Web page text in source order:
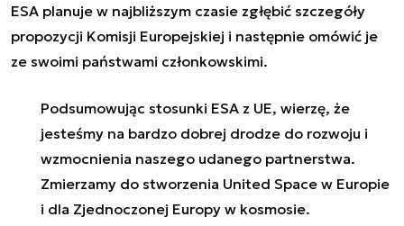
ESA planuje w najbliższym czasie zgłębić szczegóły
propozycji Komisji Europejskiej i następnie omówić je
ze swoimi państwami członkowskimi.
Podsumowując stosunki ESA z UE, wierzę, że
jesteśmy na bardzo dobrej drodze do rozwoju i
wzmocnienia naszego udanego partnerstwa.
Zmierzamy do stworzenia United Space w Europie
i dla Zjednoczonej Europy w kosmosie.